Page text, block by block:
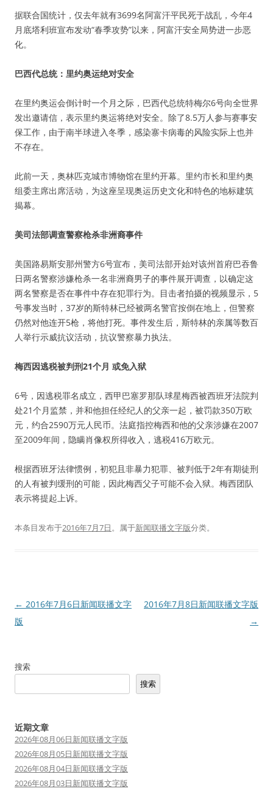
据联合国统计，仅去年就有3699名阿富汗平民死于战乱，今年4
月底塔利班宣布发动“春季攻势”以来，阿富汗安全局势进一步恶
化。
巴西代总统：里约奥运绝对安全
在里约奥运会倒计时一个月之际，巴西代总统特梅尔6号向全世界
发出邀请信，表示里约奥运将绝对安全。除了8.5万人参与赛事安
保工作，由于南半球进入冬季，感染寨卡病毒的风险实际上也并
不存在。
此前一天，奥林匹克城市博物馆在里约开幕。里约市长和里约奥
组委主席出席活动，为这座呈现奥运历史文化和特色的地标建筑
揭幕。
美司法部调查警察枪杀非洲裔事件
美国路易斯安那州警方6号宣布，美司法部开始对该州首府巴吞鲁
日两名警察涉嫌枪杀一名非洲裔男子的事件展开调查，以确定这
两名警察是否在事件中存在犯罪行为。目击者拍摄的视频显示，5
号事发当时，37岁的斯特林已经被两名警官按倒在地上，但警察
仍然对他连开5枪，将他打死。事件发生后，斯特林的亲属等数百
人举行示威抗议活动，抗议警察暴力执法。
梅西因逃税被判刑21个月 或免入狱
6号，因逃税罪名成立，西甲巴塞罗那队球星梅西被西班牙法院判
处21个月监禁，并和他担任经纪人的父亲一起，被罚款350万欧
元，约合2590万元人民币。法庭指控梅西和他的父亲涉嫌在2007
至2009年间，隐瞒肖像权所得收入，逃税416万欧元。
根据西班牙法律惯例，初犯且非暴力犯罪、被判低于2年有期徒刑
的人有被判缓刑的可能，因此梅西父子可能不会入狱。梅西团队
表示将提起上诉。
本条目发布于2016年7月7日。属于新闻联播文字版分类。
文
章
← 2016年7月6日新闻联播文字
版
2016年7月8日新闻联播文字版
→
搜索
搜索
近期文章
2026年08月06日新闻联播文字版
2026年08月05日新闻联播文字版
2026年08月04日新闻联播文字版
2026年08月03日新闻联播文字版